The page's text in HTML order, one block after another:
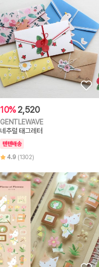
10%2,520
GENTLEWAVE
네추럴 태그레터
텐텐배송
4.9 (1302)